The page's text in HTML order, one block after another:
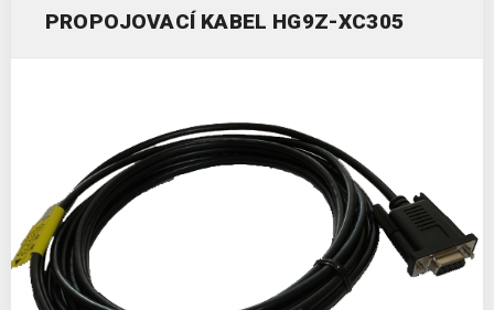
PROPOJOVACÍ KABEL HG9Z-XC305